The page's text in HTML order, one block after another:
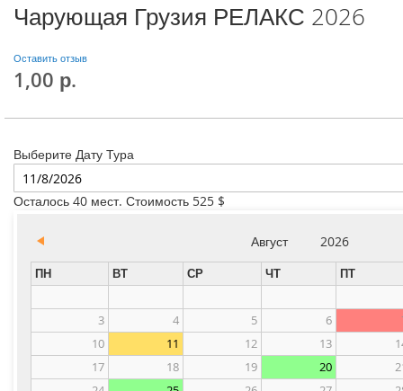
Чарующая Грузия РЕЛАКС 2026
Оставить отзыв
1,00 р.
Выберите Дату Тура
Осталось 40 мест. Стоимость 525 $
Август 2026
ПН ВТ СР ЧТ ПТ
3 4 5 6
10
11 12 13
17
18 19 20